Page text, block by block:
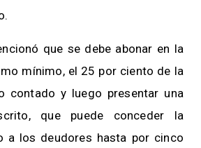
que se debe abonar en la
mínimo, el 25 por ciento de la
contado y luego presentar una
que puede conceder la
a los deudores hasta por cinco